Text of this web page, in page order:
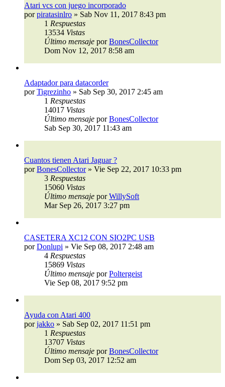
Atari vcs con juego incorporado
porpiratasinlro » Sab Nov 11, 2017 8:43 pm
1 Respuestas
13534 Vistas
Último mensaje porBonesCollector
Dom Nov 12, 2017 8:58 am
Adaptador para datacorder
porTigrezinho » Sab Sep 30, 2017 2:45 am
1 Respuestas
14017 Vistas
Último mensaje porBonesCollector
Sab Sep 30, 2017 11:43 am
Cuantos tienen Atari Jaguar ?
porBonesCollector» Vie Sep 22, 2017 10:33 pm
3 Respuestas
15060 Vistas
Último mensaje porWillySoft
Mar Sep 26, 2017 3:27 pm
CASETERA XC12 CON SIO2PC USB
porDonlupi » Vie Sep 08, 2017 2:48 am
4 Respuestas
15869 Vistas
Último mensaje porPoltergeist
Vie Sep 08, 2017 9:52 pm
Ayuda con Atari 400
porjakko » Sab Sep 02, 2017 11:51 pm
1 Respuestas
13707 Vistas
Último mensaje porBonesCollector
Dom Sep 03, 2017 12:52 am